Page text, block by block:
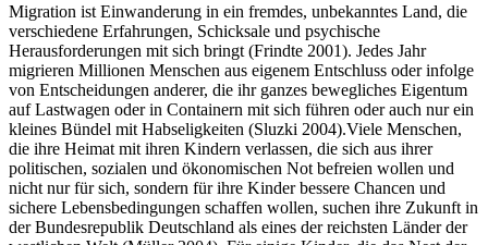
Migration ist Einwanderung in ein fremdes, unbekanntes Land, die
verschiedene Erfahrungen, Schicksale und psychische
Herausforderungen mit sich bringt (Frindte 2001). Jedes Jahr
migrieren Millionen Menschen aus eigenem Entschluss oder infolge
von Entscheidungen anderer, die ihr ganzes bewegliches Eigentum
auf Lastwagen oder in Containern mit sich führen oder auch nur ein
kleines Bündel mit Habseligkeiten (Sluzki 2004).Viele Menschen,
die ihre Heimat mit ihren Kindern verlassen, die sich aus ihrer
politischen, sozialen und ökonomischen Not befreien wollen und
nicht nur für sich, sondern für ihre Kinder bessere Chancen und
sichere Lebensbedingungen schaffen wollen, suchen ihre Zukunft in
der Bundesrepublik Deutschland als eines der reichsten Länder der